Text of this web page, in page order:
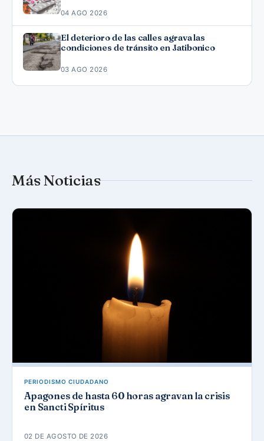
04 AGO 2026
El deterioro de las calles agrava las
condiciones de tránsito en Jatibonico
03 AGO 2026
Más Noticias
PERIODISMO CIUDADANO
Apagones de hasta 60 horas agravan la crisis
en Sancti Spíritus
02 DE AGOSTO DE 2026